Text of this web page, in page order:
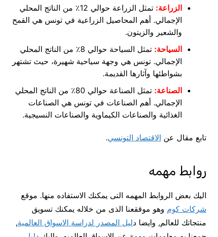
الزراعة:
تمثل الزراعة حوالي 12٪ من الناتج المحلي
الإجمالي. أهم المحاصيل الزراعية في تونس هي القمح
والشعير والزيتون.
السياحة:
تمثل السياحة حوالي 8٪ من الناتج المحلي
الإجمالي. تونس هي وجهة سياحية شهيرة، حيث تشتهر
بشواطئها وآثارها القديمة.
الصناعة:
تمثل الصناعة حوالي 80٪ من الناتج المحلي
الإجمالي. أهم الصناعات في تونس هي الصناعات
الغذائية والصناعات الكيماوية والصناعات النسيجية.
تابع مقال عن الاقتصاد التونسي.
روابط مهمه
اليك بعض الروابط المهمه التى يمكنك الاستفاده منها. موقع
شركات كوم وهو موققعنا الذى من خلاله يمكنك تسويق
منتجاتك للعالم, وايضا دليل المصدر لدراسة الاسواق العالمية,